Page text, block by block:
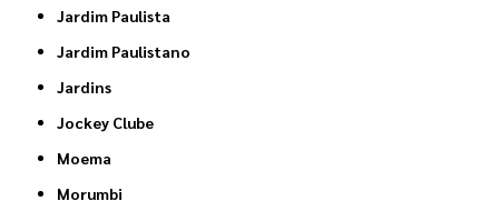
Jardim Paulista
Jardim Paulistano
Jardins
Jockey Clube
Moema
Morumbi